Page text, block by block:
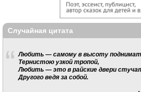
Случайная цитата
Любить — самому в высоту
Тернистою узкой тропой,
Любить — это в райские двери
Другого ведя за собой.